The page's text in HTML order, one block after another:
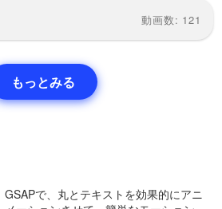
動画数: 121
もっとみる
GSAPで、丸とテキストを効果的にアニ